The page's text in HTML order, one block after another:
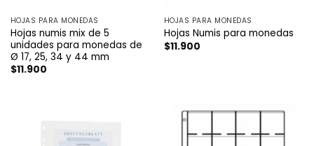
HOJAS PARA MONEDAS
Hojas numis mix de 5
unidades para monedas de
Ø 17, 25, 34 y 44 mm
$11.900
HOJAS PARA MONEDAS
Hojas Numis para monedas
$11.900